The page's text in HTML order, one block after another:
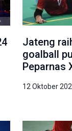
Jateng
goalball
Peparnas
12 Oktober